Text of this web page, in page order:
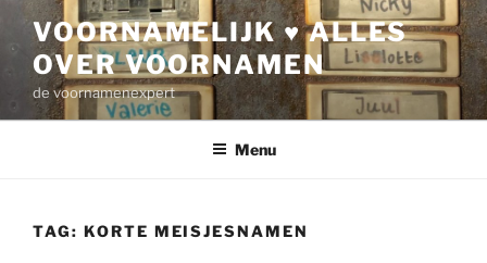
inhoud
VOORNAMELIJK ♥ ALLES
OVER VOORNAMEN
de voornamenexpert
Menu
TAG: KORTE MEISJESNAMEN